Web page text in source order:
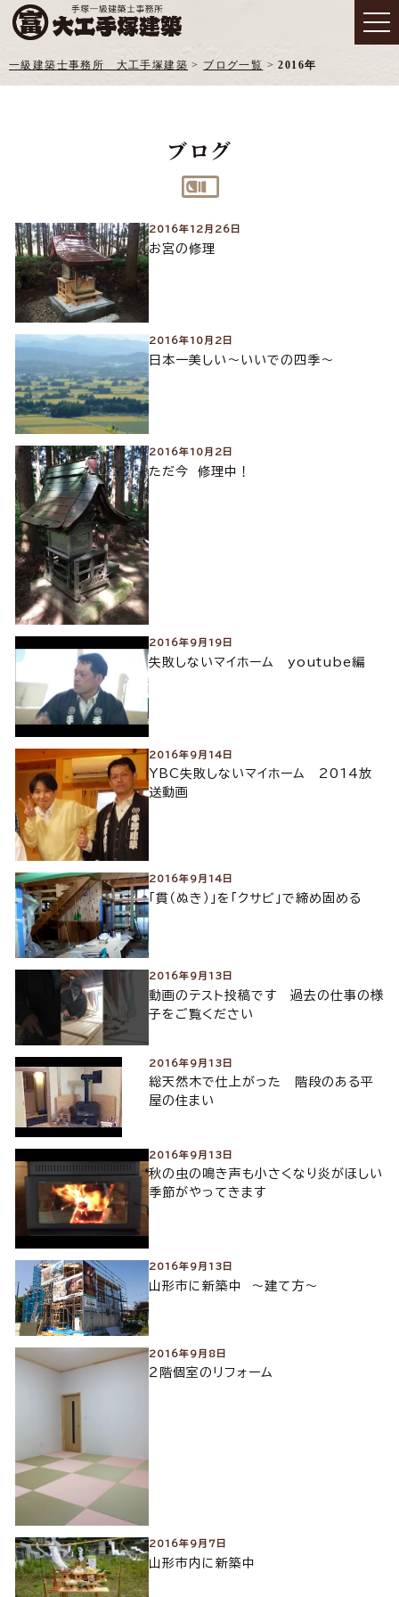
一級建築士事務所 大工手塚建築 > ブログ一覧 >2016年
ブログ
2016年12月26日
お宮の修理
2016年10月2日
日本一美しい～いいでの四季～
2016年10月2日
ただ今 修理中！
2016年9月19日
失敗しないマイホーム youtube編
2016年9月14日
YBC失敗しないマイホーム 2014放
送動画
2016年9月14日
「貫（ぬき）」を「クサビ」で締め固める
2016年9月13日
動画のテスト投稿です 過去の仕事の様
子をご覧ください
2016年9月13日
総天然木で仕上がった 階段のある平
屋の住まい
2016年9月13日
秋の虫の鳴き声も小さくなり炎がほしい
季節がやってきます
2016年9月13日
山形市に新築中 ～建て方～
2016年9月8日
２階個室のリフォーム
2016年9月7日
山形市内に新築中